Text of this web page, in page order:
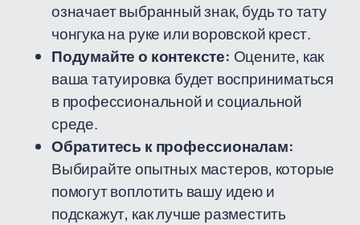
означает выбранный знак, будь то тату
чонгука на руке или воровской крест.
Подумайте о контексте: Оцените, как
ваша татуировка будет восприниматься
в профессиональной и социальной
среде.
Обратитесь к профессионалам:
Выбирайте опытных мастеров, которые
помогут воплотить вашу идею и
подскажут, как лучше разместить